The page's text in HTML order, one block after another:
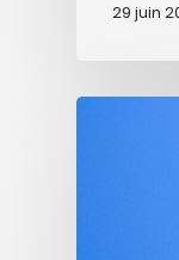
29 juin